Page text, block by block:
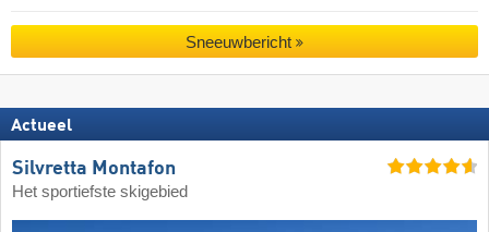
Sneeuwbericht
Actueel
Silvretta Montafon
Het sportiefste skigebied